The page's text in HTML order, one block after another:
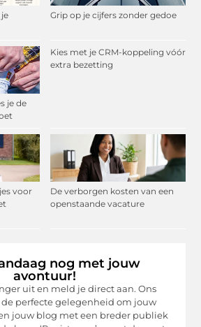
Grip op je cijfers zonder gedoe
je de
Kies met je CRM-koppeling vóór
extra bezetting
voor
De verborgen kosten van een
openstaande vacature
nog met jouw
avontuur!
uit en meld je direct aan. Ons
perfecte gelegenheid om jouw
jouw blog met een breder publiek